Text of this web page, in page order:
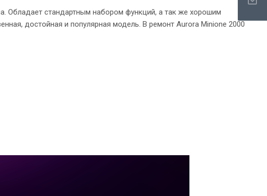
Обладает стандартным набором функций, а так же хорошим
достойная и популярная модель. В ремонт Aurora Minione 2000